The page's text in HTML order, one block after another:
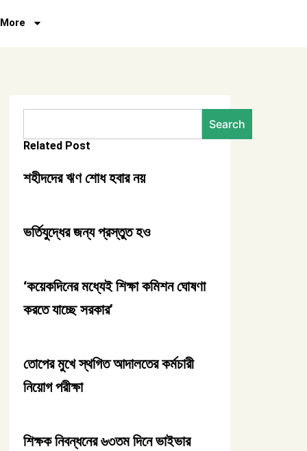
More
Search
Related Post
শহীদদের ঋণ শোধ হবার নয়
ভর্তিযুদ্ধের জন্য প্রস্তুত হও
‘কয়েকদিনের মধ্যেই শিক্ষা কমিশন ঘোষণা
করতে যাচ্ছে সরকার’
তোপের মুখে স্থগিত আদালতের কর্মচারী
নিয়োগ পরীক্ষা
শিক্ষক নিবন্ধনের ৬৩তম দিনে ভাইভার